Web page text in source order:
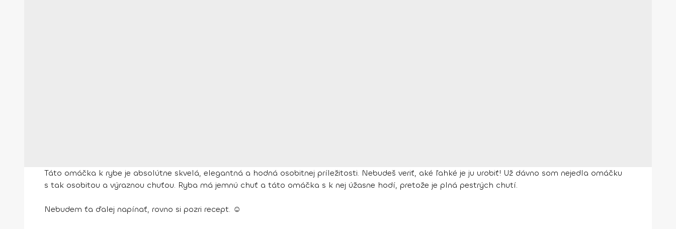
Táto omáčka k rybe je absolútne skvelá, elegantná a hodná osobitnej príležitosti. Nebudeš veriť, aké ľahké je ju urobiť! Už dávno som nejedla omáčku
s tak osobitou a výraznou chuťou. Ryba má jemnú chuť a táto omáčka s k nej úžasne hodí, pretože je plná pestrých chutí.
Nebudem ťa ďalej napínať, rovno si pozri recept. ☺️